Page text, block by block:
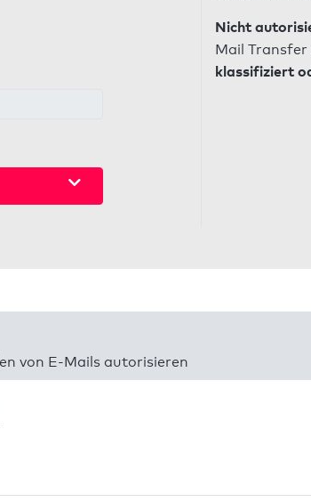
Nicht
Mail
klassifiziert
von E-Mails autorisieren